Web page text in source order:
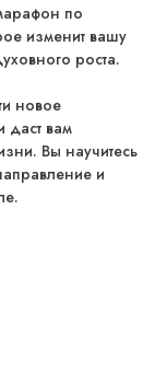
по
изменит вашу
роста.
новое
даст вам
Вы научитесь
и